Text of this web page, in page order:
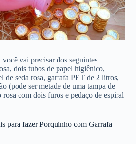
vai precisar dos seguintes
dois tubos de papel higiênico,
de seda rosa, garrafa PET de 2 litros,
(pode ser metade de uma tampa de
rosa com dois furos e pedaço de espiral
para fazer Porquinho com Garrafa